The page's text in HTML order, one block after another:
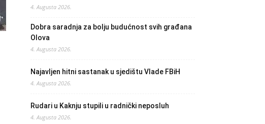
4. Augusta 2026.
Dobra saradnja za bolju budućnost svih građana
Olova
4. Augusta 2026.
Najavljen hitni sastanak u sjedištu Vlade FBiH
4. Augusta 2026.
Rudari u Kaknju stupili u radnički neposluh
4. Augusta 2026.